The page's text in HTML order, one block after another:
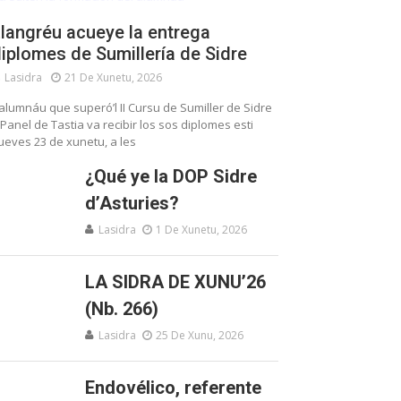
acueye la entrega
de Sumillería de Sidre
Lasidra 21 De Xunetu, 2026
que superó’l II Cursu de Sumiller de Sidre
de Tastia va recibir los sos diplomes esti
23 de xunetu, a les
¿Qué ye la DOP Sidre
d’Asturies?
Lasidra 1 De Xunetu, 2026
LA SIDRA DE XUNU’26
(Nb. 266)
Lasidra 25 De Xunu, 2026
Endovélico, referente